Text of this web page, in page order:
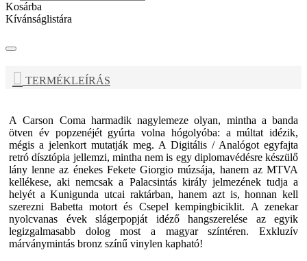
Kosárba
Kívánságlistára
TERMÉKLEÍRÁS
A Carson Coma harmadik nagylemeze olyan, mintha a banda
ötven év popzenéjét gyúrta volna hógolyóba: a múltat idézik,
mégis a jelenkort mutatják meg. A Digitális / Analógot egyfajta
retró dísztópia jellemzi, mintha nem is egy diplomavédésre készülő
lány lenne az énekes Fekete Giorgio múzsája, hanem az MTVA
kellékese, aki nemcsak a Palacsintás király jelmezének tudja a
helyét a Kunigunda utcai raktárban, hanem azt is, honnan kell
szerezni Babetta motort és Csepel kempingbiciklit. A zenekar
nyolcvanas évek slágerpopját idéző hangszerelése az egyik
legizgalmasabb dolog most a magyar színtéren. Exkluzív
márványmintás bronz színű vinylen kapható!